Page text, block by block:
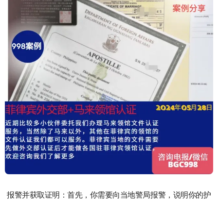
‌报警并获取证明‌：首先，你需要向当地警局报警，说明你的护